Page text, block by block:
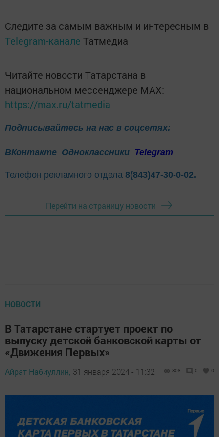
Следите за самым важным и интересным в
Telegram-канале Татмедиа
Читайте новости Татарстана в
национальном мессенджере MАХ:
https://max.ru/tatmedia
Подписывайтесь на нас в соцсетях:
ВКонтакте Одноклассники Telegram
Телефон рекламного отдела 8(843)47-30-0-02.
Перейти на страницу новости
НОВОСТИ
В Татарстане стартует проект по
выпуску детской банковской карты от
«Движения Первых»
Айрат Набиуллин, 31 января 2024 - 11:32 808 0 0